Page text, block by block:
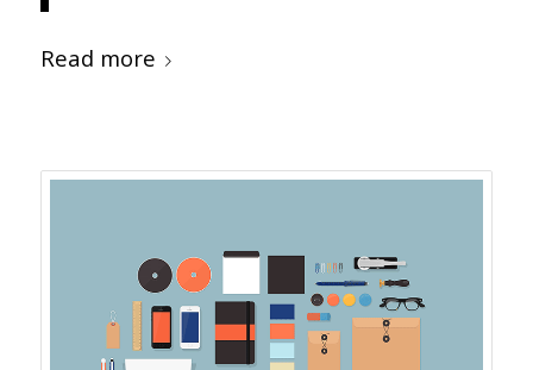
Read more